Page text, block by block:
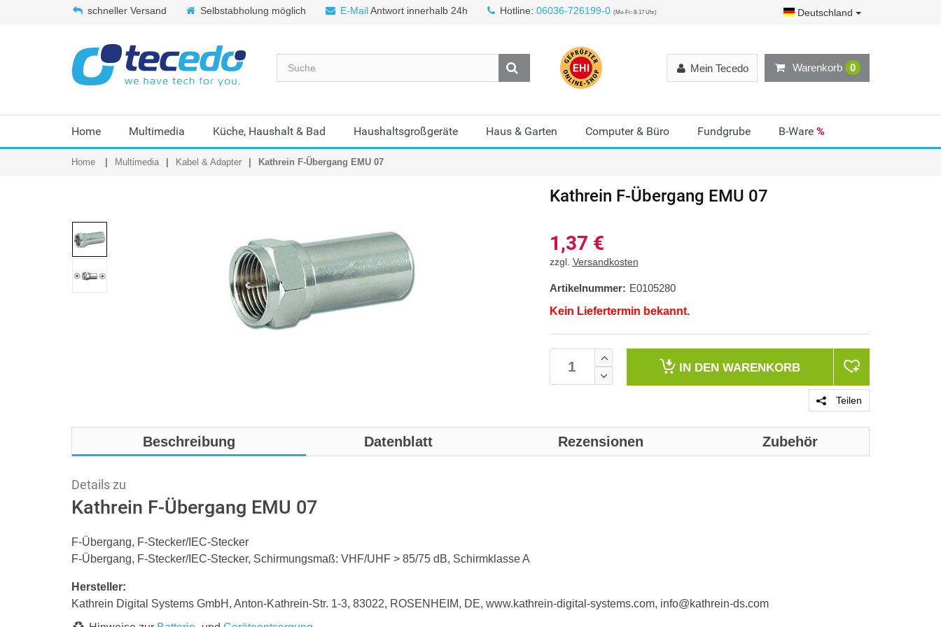
schneller Versand Selbstabholung möglich E-MailAntwort innerhalb 24h Hotline: 06036-726199-0 (Mo-Fr: 8-17 Uhr) Deutschland
Warenkorb 0
Mein Tecedo
Home Multimedia Küche, Haushalt & Bad Haushaltsgroßgeräte Haus & Garten Computer & Büro Fundgrube B-Ware %
Home Multimedia Kabel & Adapter Kathrein F-Übergang EMU 07
Kathrein F-Übergang EMU 07
1,37 €
zzgl. Versandkosten
Artikelnummer: E0105280
Kein Liefertermin bekannt.
IN DEN WARENKORB
Teilen
Beschreibung Datenblatt Rezensionen Zubehör
Details zu
Kathrein F-Übergang EMU 07
F-Übergang, F-Stecker/IEC-Stecker
F-Übergang, F-Stecker/IEC-Stecker, Schirmungsmaß: VHF/UHF > 85/75 dB, Schirmklasse A
Hersteller:
Kathrein Digital Systems GmbH, Anton-Kathrein-Str. 1-3, 83022, ROSENHEIM, DE, www.kathrein-digital-systems.com, info@kathrein-ds.com